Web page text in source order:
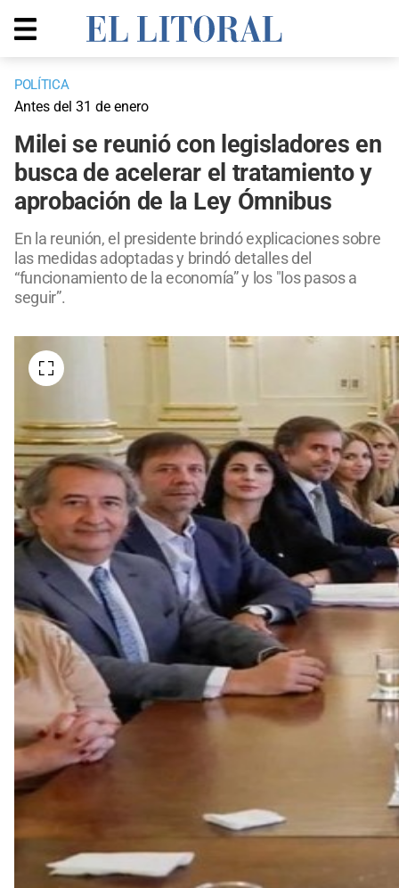
POLÍTICA
Antes del 31 de enero
Milei se reunió con legisladores en
busca de acelerar el tratamiento y
aprobación de la Ley Ómnibus
En la reunión, el presidente brindó explicaciones sobre
las medidas adoptadas y brindó detalles del
“funcionamiento de la economía” y los "los pasos a
seguir”.